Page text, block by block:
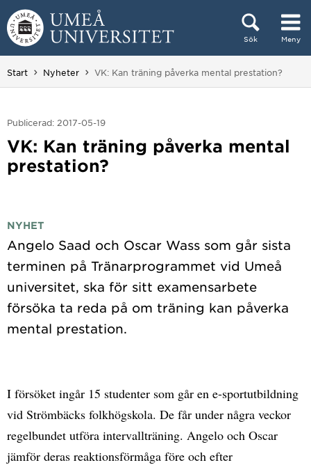
Hoppa direkt till innehållet
Sök Meny
Huvudmenyn dold.
Start Nyheter Du är här:
VK: Kan träning påverka mental prestation?
Publicerad: 2017-05-19
VK: Kan träning påverka mental
prestation?
NYHET
Angelo Saad och Oscar Wass som går sista
terminen på Tränarprogrammet vid Umeå
universitet, ska för sitt examensarbete
försöka ta reda på om träning kan påverka
I försöket ingår 15 studenter som går en e-sportutbildning
vid Strömbäcks folkhögskola. De får under några veckor
regelbundet utföra intervallträning. Angelo och Oscar
jämför deras reaktionsförmåga före och efter